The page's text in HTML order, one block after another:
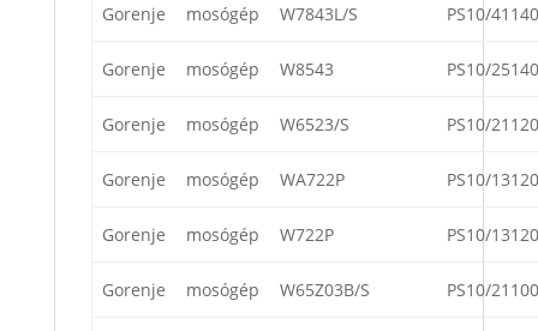
Gorenje mosógép W7843L/S PS10/41140
Gorenje mosógép W8543 PS10/25140
Gorenje mosógép W6523/S PS10/21120
Gorenje mosógép WA722P PS10/13120
Gorenje mosógép W722P PS10/13120
Gorenje mosógép W65Z03B/S PS10/21100